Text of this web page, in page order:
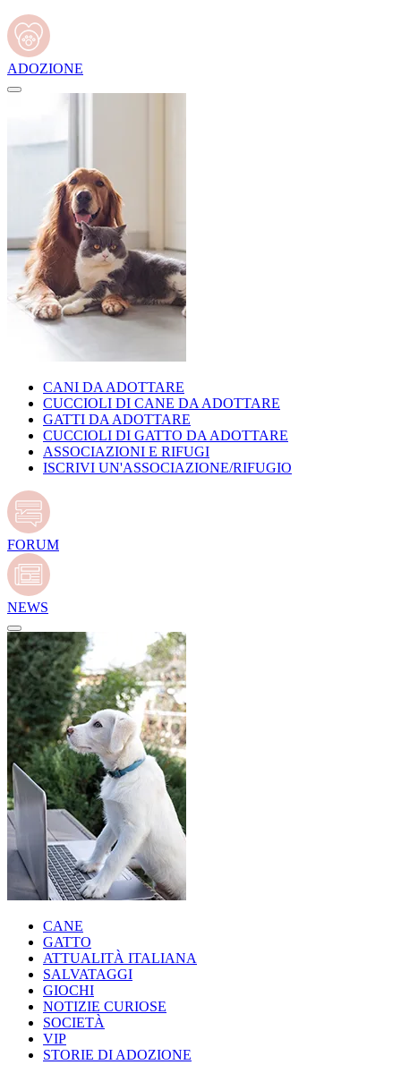
ADOZIONE
CANI DA ADOTTARE
CUCCIOLI DI CANE DA ADOTTARE
GATTI DA ADOTTARE
CUCCIOLI DI GATTO DA ADOTTARE
ASSOCIAZIONI E RIFUGI
ISCRIVI UN'ASSOCIAZIONE/RIFUGIO
FORUM
NEWS
CANE
GATTO
ATTUALITÀ ITALIANA
SALVATAGGI
GIOCHI
NOTIZIE CURIOSE
SOCIETÀ
VIP
STORIE DI ADOZIONE